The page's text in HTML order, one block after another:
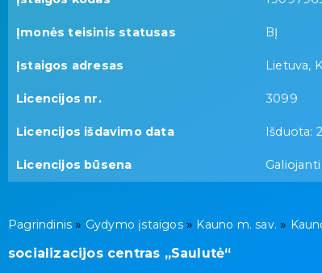
Įmonės teisinis statusas BĮ
Įstaigos adresas Lietuva,
Licencijos nr. 3099
Licencijos išdavimo data Išduota:
Licencijos būsena Galiojanti
Pagrindinis » Gydymo įstaigos» Kauno m. sav. »
socializacijos centras „Saulutė“